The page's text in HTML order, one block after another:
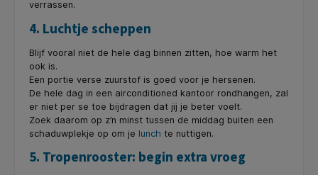
verrassen.
4. Luchtje scheppen
Blijf vooral niet de hele dag binnen zitten, hoe warm het
ook is.
Een portie verse zuurstof is goed voor je hersenen.
De hele dag in een airconditioned kantoor rondhangen, zal
er niet per se toe bijdragen dat jij je beter voelt.
Zoek daarom op z’n minst tussen de middag buiten een
schaduwplekje op om je lunch te nuttigen.
5. Tropenrooster: begin extra vroeg